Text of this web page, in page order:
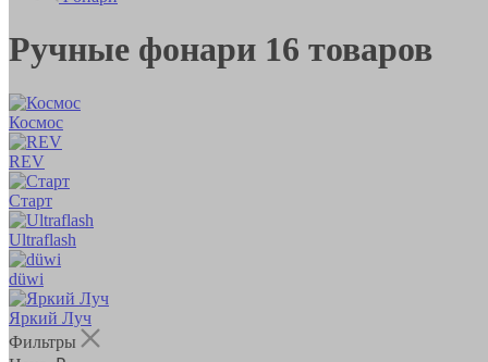
Ручные фонари 16 товаров
Космос
REV
Старт
Ultraflash
düwi
Яркий Луч
Фильтры